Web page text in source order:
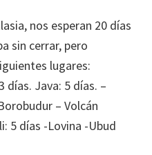
nos esperan 20 días
sin cerrar, pero
lugares:
días. Java: 5 días. –
– Volcán
5 días -Lovina -Ubud